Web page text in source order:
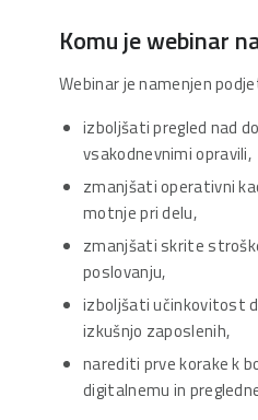
Komu je webinar
Webinar je namenjen
izboljšati pregled nad
vsakodnevnimi opravili,
zmanjšati operativni
motnje pri delu,
zmanjšati skrite
poslovanju,
izboljšati učinkovitost
izkušnjo zaposlenih,
narediti prve korake k
digitalnemu in